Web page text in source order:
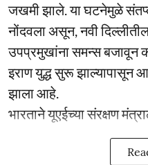
जखमी झाले. या घटनेमुळे
नोंदवला असून, नवी दिल्लीतील
उपप्रमुखांना समन्स बजावून
इराण युद्ध सुरू झाल्यापासून
झाला आहे.
भारताने यूएईच्या संरक्षण